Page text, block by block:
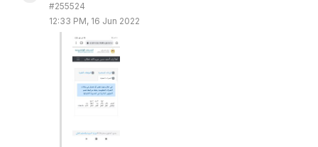
#255524
12:33 PM, 16 Jun 2022